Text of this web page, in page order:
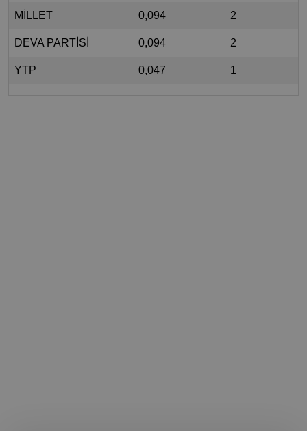
MİLLET 0,094 2
DEVA PARTİSİ 0,094 2
YTP 0,047 1